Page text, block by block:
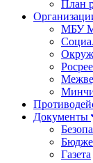
План
МБУ
Документы
Газета